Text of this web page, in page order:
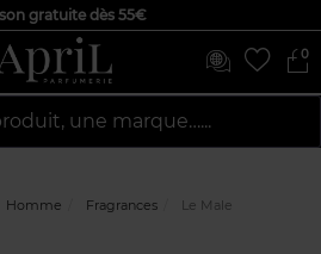
gratuite dès 55€
0
une marque…...
Homme Fragrances Le Male